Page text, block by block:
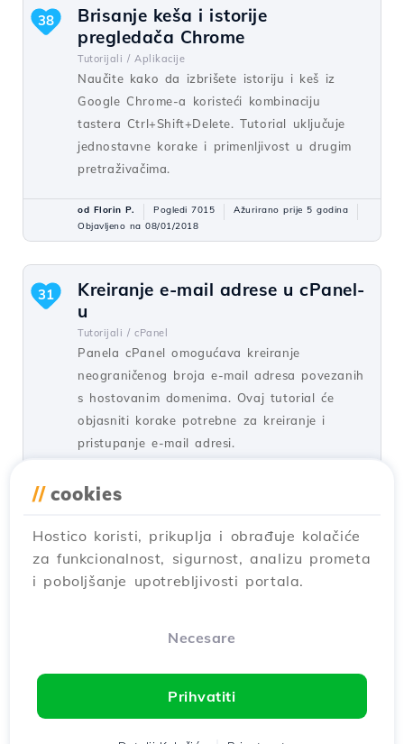
Brisanje keša i istorije
pregledača Chrome
Tutorijali / Aplikacije
Naučite kako da izbrišete istoriju i keš iz
Google Chrome-a koristeći kombinaciju
tastera Ctrl+Shift+Delete. Tutorial uključuje
jednostavne korake i primenljivost u drugim
pretraživačima.
38
od Florin P. Pogledi 7015
Ažurirano prije 5 godina
Objavljeno na 08/01/2018
Kreiranje e-mail adrese u cPanel-
u
Tutorijali / cPanel
Panela cPanel omogućava kreiranje
neograničenog broja e-mail adresa povezanih
s hostovanim domenima. Ovaj tutorial će
objasniti korake potrebne za kreiranje i
pristupanje e-mail adresi.
31
od Cătălin A.
Objavljeno na 28/06/2017
SSH podešavanja u Webuzo
Tutorijali / Webuzo
20
Pogledi 1533
// cookies
Hostico koristi, prikuplja i obrađuje kolačiće
za funkcionalnost, sigurnost, analizu prometa
i poboljšanje upotrebljivosti portala.
Necesare
Prihvatiti